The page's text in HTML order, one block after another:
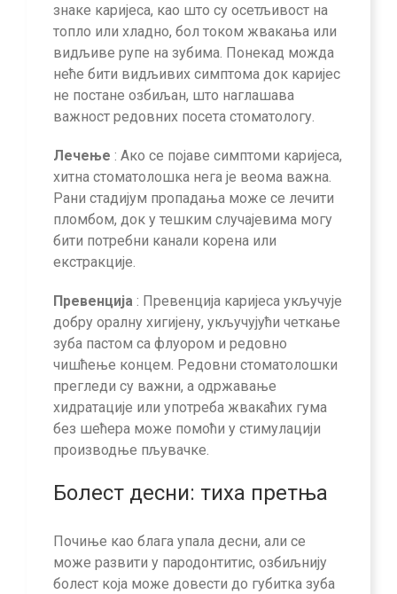
знаке каријеса, као што су осетљивост на
топло или хладно, бол током жвакања или
видљиве рупе на зубима. Понекад можда
неће бити видљивих симптома док каријес
не постане озбиљан, што наглашава
важност редовних посета стоматологу.
Лечење : Ако се појаве симптоми каријеса,
хитна стоматолошка нега је веома важна.
Рани стадијум пропадања може се лечити
пломбом, док у тешким случајевима могу
бити потребни канали корена или
екстракције.
Превенција : Превенција каријеса укључује
добру оралну хигијену, укључујући четкање
зуба пастом са флуором и редовно
чишћење концем. Редовни стоматолошки
прегледи су важни, а одржавање
хидратације или употреба жвакаћих гума
без шећера може помоћи у стимулацији
производње пљувачке.
Болест десни: тиха претња
Почиње као блага упала десни, али се
може развити у пародонтитис, озбиљнију
болест која може довести до губитка зуба